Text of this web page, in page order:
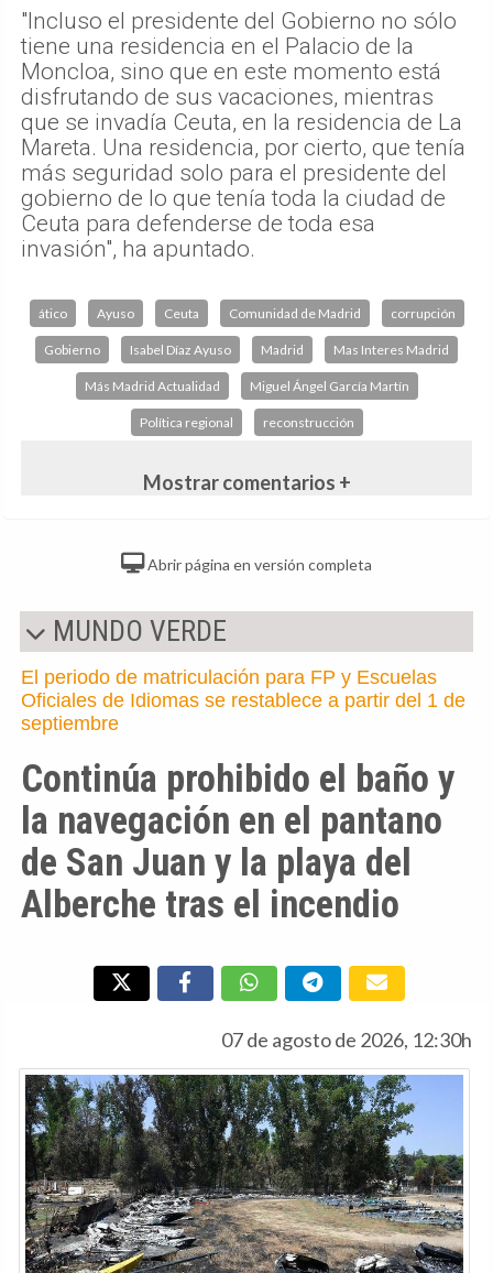
"Incluso el presidente del Gobierno no sólo
tiene una residencia en el Palacio de la
Moncloa, sino que en este momento está
disfrutando de sus vacaciones, mientras
que se invadía Ceuta, en la residencia de La
Mareta. Una residencia, por cierto, que tenía
más seguridad solo para el presidente del
gobierno de lo que tenía toda la ciudad de
Ceuta para defenderse de toda esa
invasión", ha apuntado.
ático Ayuso Ceuta Comunidad de Madrid corrupción
Gobierno Isabel Díaz Ayuso Madrid Mas Interes Madrid
Más Madrid Actualidad Miguel Ángel García Martín
Política regional reconstrucción
Mostrar comentarios +
Abrir página en versión completa
MUNDO VERDE
El periodo de matriculación para FP y Escuelas
Oficiales de Idiomas se restablece a partir del 1 de
septiembre
Continúa prohibido el baño y
la navegación en el pantano
de San Juan y la playa del
Alberche tras el incendio
07 de agosto de 2026, 12:30h